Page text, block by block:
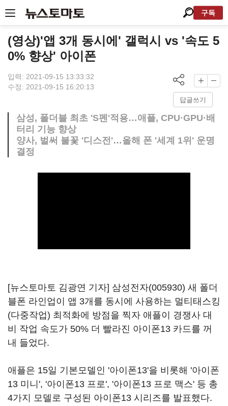
구독
(영상)'앱 3개 동시에' 갤럭시 vs '속도 5
0% 향상' 아이폰
입력: 2021-09-15 13:33:32
수정: 2021-09-15 16:20:13
답글쓰기
삼성, 폴더블 최초 'S펜'적용…애플, CPU·GPU·배
터리 기능 향상
양사, 벌써 불꽃 '디스전'…올해 폰 '세계 1위' 운명
결정
[뉴스토마토 김광연 기자] 삼성전자(005930) 새 폴더
블폰 라인업이 앱 3개를 동시에 사용하는 멀티태스킹
(다중작업) 최적화에 방점을 찍자 애플이 경쟁사 대
비 작업 속도가 50% 더 빨라진 아이폰13 카드를 꺼
내 들었다.
애플은 15일 기본모델인 '아이폰13'을 비롯해 '아이폰
13 미니', '아이폰13 프로', '아이폰13 프로 맥스' 등 총
4가지 모델로 구성된 아이폰13 시리즈를 발표했다.